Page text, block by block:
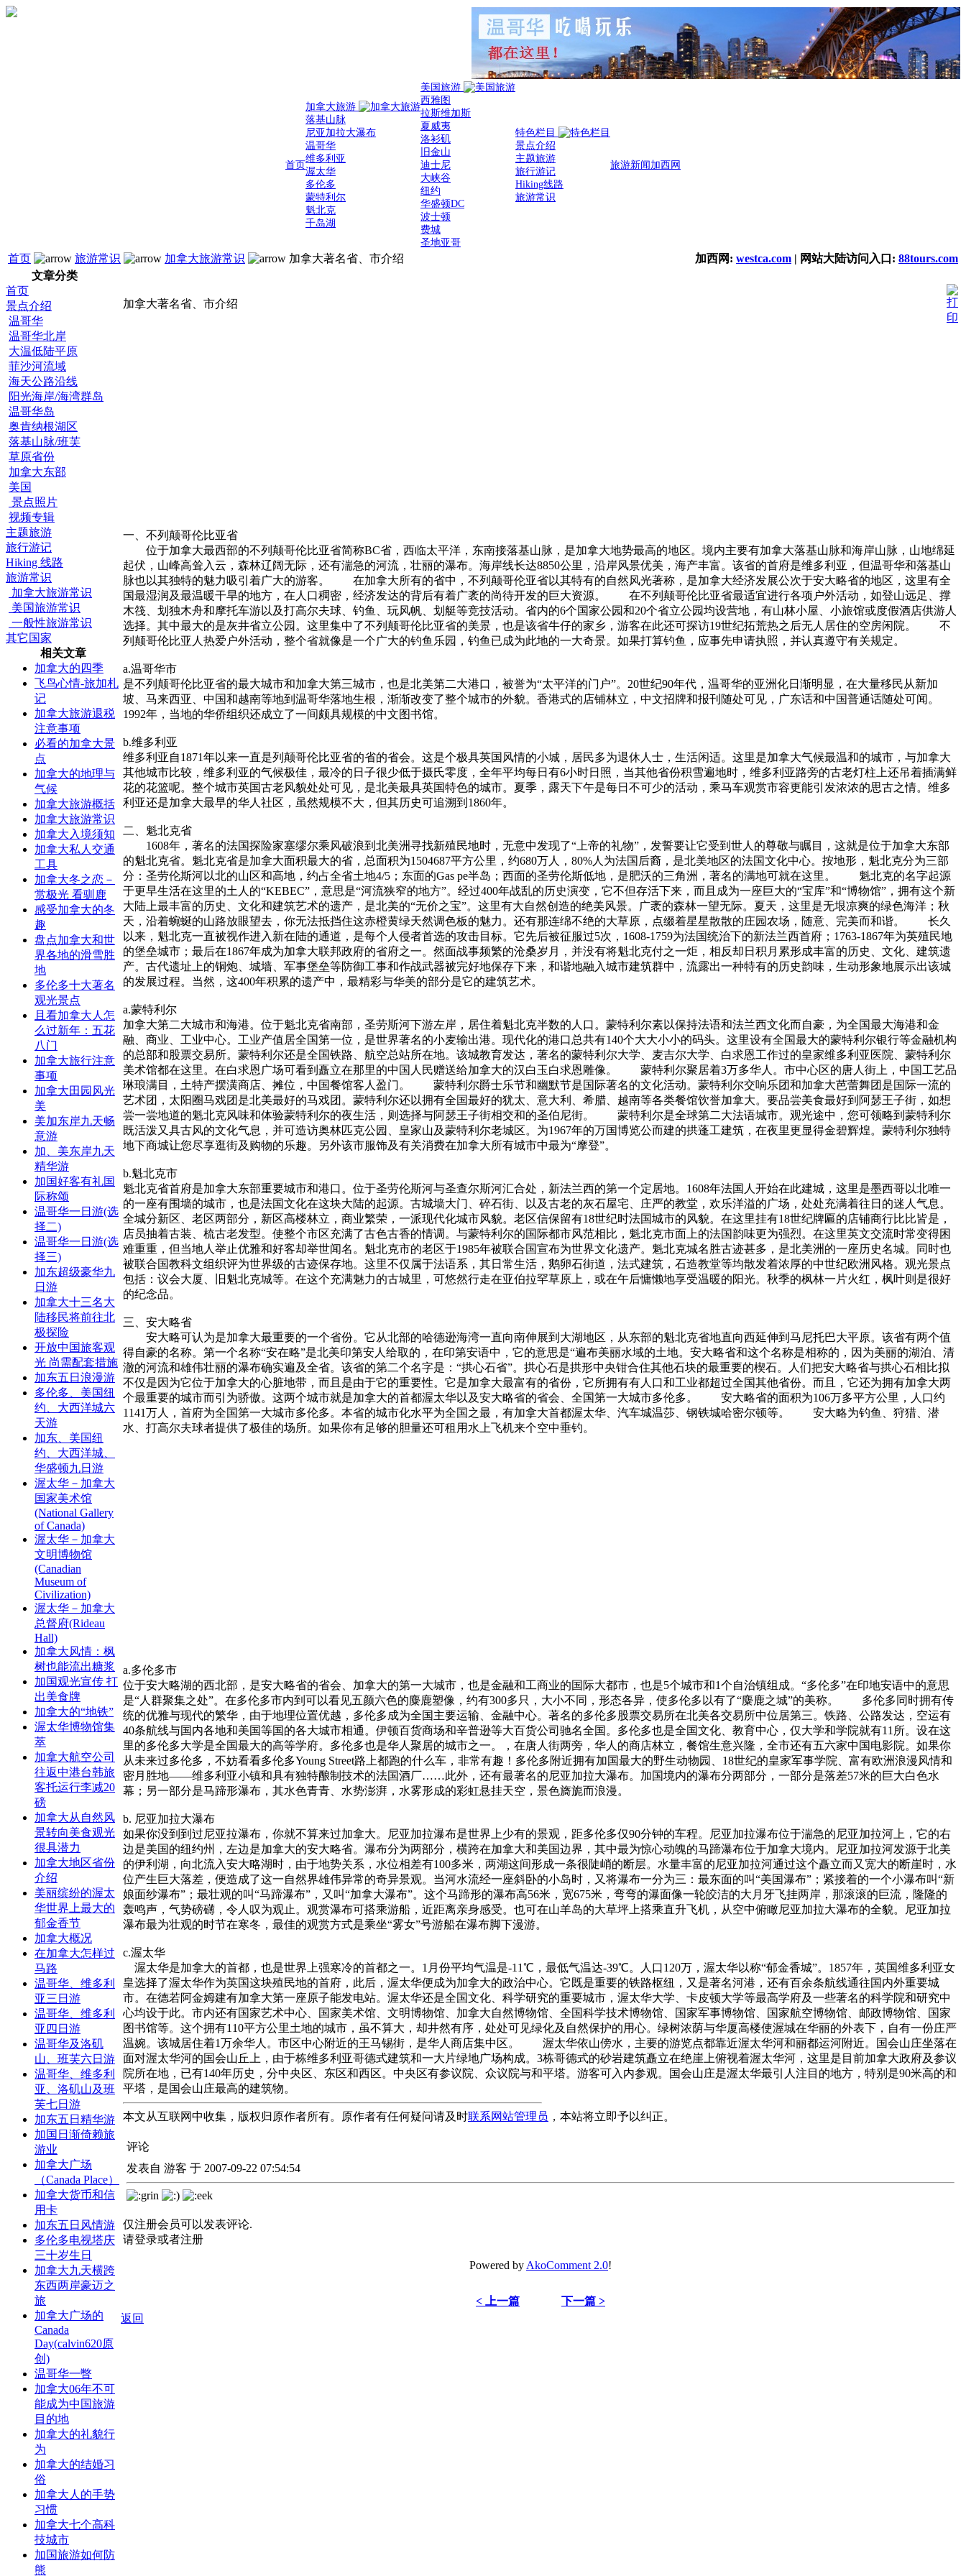
首页
加拿大旅游
落基山脉
尼亚加拉大瀑布
温哥华
维多利亚
渥太华
多伦多
蒙特利尔
魁北克
千岛湖
美国旅游
西雅图
拉斯维加斯
夏威夷
洛衫矶
旧金山
迪士尼
大峡谷
纽约
华盛顿DC
波士顿
费城
圣地亚哥
特色栏目
景点介绍
主题旅游
旅行游记
Hiking线路
旅游常识
旅游新闻 加西网
首页 旅游常识 加拿大旅游常识 加拿大著名省、市介绍 加西网: westca.com | 网站大陆访问入口: 88tours.com
文章分类
首页
景点介绍
温哥华
温哥华北岸
大温低陆平原
菲沙河流域
海天公路沿线
阳光海岸/海湾群岛
温哥华岛
奥肯纳根湖区
落基山脉/班芙
草原省份
加拿大东部
美国
景点照片
视频专辑
主题旅游
旅行游记
Hiking 线路
旅游常识
加拿大旅游常识
美国旅游常识
一般性旅游常识
其它国家
相关文章
加拿大的四季
飞鸟心情-旅加札
记
加拿大旅游退税
注意事项
必看的加拿大景
点
加拿大的地理与
气候
加拿大旅游概括
加拿大旅游常识
加拿大入境须知
加拿大私人交通
工具
加拿大冬之恋－
赏极光 看驯鹿
感受加拿大的冬
趣
盘点加拿大和世
界各地的滑雪胜
地
多伦多十大著名
观光景点
且看加拿大人怎
么过新年：五花
八门
加拿大旅行注意
事项
加拿大田园风光
美
美加东岸九天畅
意游
加、美东岸九天
精华游
加国好客有礼国
际称颂
温哥华一日游(选
择二)
温哥华一日游(选
择三)
加东超级豪华九
日游
加拿大十三名大
陆移民将前往北
极探险
开放中国旅客观
光 尚需配套措施
加东五日浪漫游
多伦多、美国纽
约、大西洋城六
天游
加东、美国纽
约、大西洋城、
华盛顿九日游
渥太华－加拿大
国家美术馆
(National Gallery
of Canada)
渥太华－加拿大
文明博物馆
(Canadian
Museum of
Civilization)
渥太华－加拿大
总督府(Rideau
Hall)
加拿大风情：枫
树也能流出糖浆
加国观光宣传 打
出美食牌
加拿大的“地铁”
渥太华博物馆集
萃
加拿大航空公司
往返中港台韩旅
客托运行李减20
磅
加拿大从自然风
景转向美食观光
很具潜力
加拿大地区省份
介绍
美丽缤纷的渥太
华世界上最大的
郁金香节
加拿大概况
在加拿大怎样过
马路
温哥华、维多利
亚三日游
温哥华、维多利
亚四日游
温哥华及洛矶
山、班芙六日游
温哥华、维多利
亚、洛矶山及班
芙七日游
加东五日精华游
加国日渐倚赖旅
游业
加拿大广场
（Canada Place）
加拿大货币和信
用卡
加东五日风情游
多伦多电视塔庆
三十岁生日
加拿大九天横跨
东西两岸豪迈之
旅
加拿大广场的
Canada
Day(calvin620原
创)
温哥华一瞥
加拿大06年不可
能成为中国旅游
目的地
加拿大的礼貌行
为
加拿大的结婚习
俗
加拿大人的手势
习惯
加拿大七个高科
技城市
加国旅游如何防
熊
加拿大著名省、市介绍
一、不列颠哥伦比亚省
位于加拿大最西部的不列颠哥伦比亚省简称BC省，西临太平洋，东南接落基山脉，是加拿大地势最高的地区。境内主要有加拿大落基山脉和海岸山脉，山地绵延
起伏，山峰高耸入云，森林辽阔无际，还有湍急的河流，壮丽的瀑布。海岸线长达8850公里，沿岸风景优美，海产丰富。该省的首府是维多利亚，但温哥华和落基山
脉也以其独特的魅力吸引着广大的游客。 在加拿大所有的省中，不列颠哥伦亚省以其特有的自然风光著称，是加拿大经济发展公次于安大略省的地区，这里有全
国最湿润及最温暖干旱的地方，在人口稠密，经济发达的背后有着广袤的尚待开发的巨大资源。 在不列颠哥伦比亚省最适宜进行各项户外活动，如登山远足、撑
木筏、划独木舟和摩托车游以及打高尔夫球、钓鱼、玩风帆、划艇等竞技活动。省内的6个国家公园和20个省立公园均设营地，有山林小屋、小旅馆或度假酒店供游人
选择。其中最大的是灰井省立公园。这里集中了不列颠哥伦比亚省的美景，也是该省牛仔的家乡，游客在此还可探访19世纪拓荒热之后无人居住的空房闲院。 不
列颠哥伦比亚人热爱户外活动，整个省就像是一个广大的钓鱼乐园，钓鱼已成为此地的一大奇景。如果打算钓鱼，应事先申请执照，并认真遵守有关规定。
a.温哥华市
是不列颠哥伦比亚省的最大城市和加拿大第三城市，也是北美第二大港口，被誉为“太平洋的门户”。20世纪90年代，温哥华的亚洲化日渐明显，在大量移民从新加
坡、马来西亚、中国和越南等地到温哥华落地生根，渐渐改变了整个城市的外貌。香港式的店铺林立，中文招牌和报刊随处可见，广东话和中国普通话随处可闻。
1992年，当地的华侨组织还成立了一间颇具规模的中文图书馆。
b.维多利亚
维多利亚自1871年以来一直是列颠哥伦比亚省的省的省会。这是个极具英国风情的小城，居民多为退休人士，生活闲适。这里是加拿大气候最温和的城市，与加拿大
其他城市比较，维多利亚的气候极佳，最冷的日子很少低于摄氏零度，全年平均每日有6小时日照，当其他省份积雪遍地时，维多利亚路旁的古老灯柱上还吊着插满鲜
花的花篮呢。整个城市英国古老风貌处处可见，是北美最具英国特色的城市。夏季，露天下午是每日不可少的活动，乘马车观赏市容更能引发浓浓的思古之情。维多
利亚还是加拿大最早的华人社区，虽然规模不大，但其历史可追溯到1860年。
二、魁北克省
1608年，著名的法国探险家塞缪尔乘风破浪到北美洲寻找新殖民地时，无意中发现了“上帝的礼物”，发誓要让它受到世人的尊敬与瞩目，这就是位于加拿大东部
的魁北克省。魁北克省是加拿大面积最大的省，总面积为1504687平方公里，约680万人，80%人为法国后裔，是北美地区的法国文化中心。按地形，魁北克分为三部
分：圣劳伦斯河以北的山区和高地，约占全省土地4/5；东面的Gas pe半岛；西面的圣劳伦斯低地，是肥沃的三角洲，著名的满地可就在这里。 魁北克的名字起源
于更早生活在这里的土人的“KEBEC”，意思是“河流狭窄的地方”。经过400年战乱的历史演变，它不但存活下来，而且成为一座巨大的“宝库”和“博物馆”，拥有这个新
大陆上最丰富的历史、文化和建筑艺术的遗产，是北美的“无价之宝”。这里有大自然创造的绝美风景。广袤的森林一望无际。夏天，这里是无垠凉爽的绿色海洋；秋
天，沿着蜿蜒的山路放眼望去，你无法抵挡住这赤橙黄绿天然调色板的魅力。还有那连绵不绝的大草原，点缀着星星散散的庄园农场，随意、完美而和谐。 长久
以来，魁北克一直被视作进入新在陆的通道，是每个人侵者首选的攻击目标。它先后被征服过5次，1608-1759为法国统治下的新法兰西首府；1763-1867年为英殖民地
的堡垒城市；最后在1867年成为加拿大联邦政府的省府之一。然面战事频繁的沧桑岁月，并没有将魁北克付之一炬，相反却日积月累形成丰富的历史、文化、建筑遗
产。古代遗址上的铜炮、城墙、军事堡垒等防御工事和作战武器被完好地保存下来，和谐地融入城市建筑群中，流露出一种特有的历史韵味，生动形象地展示出该城
的发展过程。当然，这400年积累的遗产中，最精彩与华美的部分是它的建筑艺术。
a.蒙特利尔
加拿大第二大城市和海港。位于魁北克省南部，圣劳斯河下游左岸，居住着魁北克半数的人口。蒙特利尔素以保持法语和法兰西文化而自豪，为全国最大海港和金
融、商业、工业中心。工业产值居全国第一位，是世界著名的小麦输出港。现代化的港口总共有140个大大小小的码头。这里设有全国最大的蒙特利尔银行等金融机构
的总部和股票交易所。蒙特利尔还是全国铁路、航空总站所在地。该城教育发达，著名的蒙特利尔大学、麦吉尔大学、白求恩工作过的皇家维多利亚医院、蒙特利尔
美术馆都在这里。在白求恩广场可看到矗立在那里的中国人民赠送给加拿大的汉白玉白求恩雕像。 蒙特利尔聚居着3万多华人。市中心区的唐人街上，中国工艺品
琳琅满目，土特产摆潢商店、摊位，中国餐馆客人盈门。 蒙特利尔爵士乐节和幽默节是国际著名的文化活动。蒙特利尔交响乐团和加拿大芭蕾舞团是国际一流的
艺术团，太阳圈马戏团是北美最好的马戏团。蒙特利尔还以拥有全国最好的犹太、意大利、希腊、越南等各类餐馆饮誉加拿大。要品尝美食最好到阿瑟王子街，如想
尝一尝地道的魁北克风味和体验蒙特利尔的夜生活，则选择与阿瑟王子街相交和的圣伯尼街。 蒙特利尔是全球第二大法语城市。观光途中，您可领略到蒙特利尔
既活泼又具古风的文化气息，并可造访奥林匹克公园、皇家山及蒙特利尔老城区。为1967年的万国博览公而建的拱蓬工建筑，在夜里更显得金碧辉煌。蒙特利尔独特
地下商城让您尽享逛街及购物的乐趣。另外该市服饰及有关消费在加拿大所有城市中最为“摩登”。
b.魁北克市
魁北克省首府是加拿大东部重要城市和港口。位于圣劳伦斯河与圣查尔斯河汇合处，新法兰西的第一个定居地。1608年法国人开始在此建城，这里是墨西哥以北唯一
的一座有围墙的城市，也是法国文化在这块大陆的起源。古城墙大门、碎石街、以及古老的灰石屋宅、庄严的教堂，欢乐洋溢的广场，处处充满着往日的迷人气息。
全城分新区、老区两部分，新区高楼林立，商业繁荣，一派现代化城市风貌。老区信保留有18世纪时法国城市的风貌。在这里挂有18世纪牌匾的店铺商行比比皆是，
店员抽着古装、梳古老发型。使整个市区充满了古色古香的情调。与蒙特利尔的国际都市风范相比，魁北克市面上的法国韵味更为强烈。在这里英文交流时常变得困
难重重，但当地人举止优雅和好客却举世闻名。魁北克市的老区于1985年被联合国宣布为世界文化遗产。魁北克城名胜古迹甚多，是北美洲的一座历史名城。同时也
被联合国教科文组织评为世界级的古迹保存地。这里不仅属于法语系，其日常生活，鹅卵石街道，法式建筑，石造教堂等均散发着浓厚的中世纪欧洲风格。观光景点
包括：议会大厦、旧魁北克城等。在这个充满魅力的古城里，可悠然行走在亚伯拉罕草原上，或在午后慵懒地享受温暖的阳光。秋季的枫林一片火红，枫叶则是很好
的纪念品。
三、安大略省
安大略可认为是加拿大最重要的一个省份。它从北部的哈德逊海湾一直向南伸展到大湖地区，从东部的魁北克省地直向西延伸到马尼托巴大平原。该省有两个值
得自豪的名称。第一个名称“安在略”是北美印第安人给取的，在印第安语中，它的意思是“遍布美丽水域的土地。安大略省和这个名称是相称的，因为美丽的湖泊、清
澈的河流和雄伟壮丽的瀑布确实遍及全省。该省的第二个名字是：“拱心石省”。拱心石是拱形中央钳合住其他石块的最重要的楔石。人们把安大略省与拱心石相比拟
不仅是因为它位于加拿大的心脏地带，而且是由于它的重要性。它是加拿大最富有的省份，它所拥有有人口和工业都超过全国其他省份。而且，它还为拥有加拿大两
个最重要的城市而引为骄傲。这两个城市就是加拿大的首都渥太华以及安大略省的省会、全国第一大城市多伦多。 安大略省的面积为106万多平方公里，人口约
1141万人，首府为全国第一大城市多伦多。本省的城市化水平为全国之最，有加拿大首都渥太华、汽车城温莎、钢铁城哈密尔顿等。 安大略为钓鱼、狩猎、潜
水、打高尔夫球者提供了极佳的场所。如果你有足够的胆量还可租用水上飞机来个空中垂钓。
a.多伦多市
位于安大略湖的西北部，是安大略省的省会、加拿大的第一大城市，也是金融和工商业的国际大都市，也是5个城市和1个自治镇组成。“多伦多”在印地安语中的意思
是“人群聚集之处”。在多伦多市内到可以看见五颜六色的麋鹿塑像，约有300多只，大小不同，形态各异，使多伦多以有了“麋鹿之城”的美称。 多伦多同时拥有传
统的优雅与现代的繁华，由于地理位置优越，多伦多成为全国主要运输、金融中心。著名的多伦多股票交易所在北美各交易所中位居第三。铁路、公路发达，空运有
40条航线与国内各地和美国等国的各大城市相通。伊顿百货商场和辛普逊等大百货公司驰名全国。多伦多也是全国文化、教育中心，仅大学和学院就有11所。设在这
里的多伦多大学是全国最大的高等学府。多伦多也是华人聚居的城市之一。，在唐人街两旁，华人的商店林立，餐馆生意兴隆，全市还有五六家中国电影院。如果你
从未来过多伦多，不妨看看多伦多Young Street路上都跑的什么车，非常有趣！多伦多附近拥有加国最大的野生动物园、18世纪的皇家军事学院、富有欧洲浪漫风情和
密月胜地——维多利亚小镇和具有独特酿制技术的法国酒厂……此外，还有最著名的尼亚加拉大瀑布。加国境内的瀑布分两部分，一部分是落差57米的巨大白色水
幕；另一部分是马蹄形瀑布，其水色青青、水势澎湃，水雾形成的彩虹悬挂天空，景色旖旎而浪漫。
b. 尼亚加拉大瀑布
如果你没到到过尼亚拉瀑布，你就不算来过加拿大。尼亚加拉瀑布是世界上少有的景观，距多伦多仅90分钟的车程。尼亚加拉瀑布位于湍急的尼亚加拉河上，它的右
边是美国的纽约州，左边是加拿大的安大略省。瀑布分为两部分，横跨在加拿大和美国边界，其中最为惊心动魄的马蹄瀑布位于加拿大境内。尼亚加拉河发源于北美
的伊利湖，向北流入安大略湖时，由于地势关系，水位相差有100多米，两湖这间形成一条很陡峭的断层。水量丰富的尼亚加拉河通过这个矗立而又宽大的断崖时，水
位产生巨大落差，便造成了这一自然界雄伟异常的奇异景观。当河水流经一座斜卧的小岛时，又将瀑布一分为三：最东面的叫“美国瀑布”；紧接着的一个小瀑布叫“新
娘面纱瀑布”；最壮观的叫“马蹄瀑布”，又叫“加拿大瀑布”。这个马蹄形的瀑布高56米，宽675米，弯弯的瀑面像一轮皎洁的大月牙飞挂两岸，那滚滚的巨流，隆隆的
轰鸣声，气势磅礴，令人叹为观止。观赏瀑布可搭乘游船，近距离亲身感受。也可在山羊岛的大草坪上搭乘直升飞机，从空中俯瞰尼亚加拉大瀑布的全貌。尼亚加拉
瀑布最为壮观的时节在寒冬，最佳的观赏方式是乘坐“雾女”号游船在瀑布脚下漫游。
c.渥太华
渥太华是加拿大的首都，也是世界上强寒冷的首都之一。1月份平均气温是-11℃，最低气温达-39℃。人口120万，渥太华以称“郁金香城”。1857年，英国维多利亚女
皇选择了渥太华作为英国这块殖民地的首府，此后，渥太华便成为加拿大的政治中心。它既是重要的铁路枢纽，又是著名河港，还有百余条航线通往国内外重要城
市。在德若阿金姆建有加拿大第一座原子能发电站。渥太华还是全国文化、科学研究的重要城市，渥太华大学、卡皮顿大学等最高学府及一些著名的科学院和研究中
心均设于此。市内还有国家艺术中心、国家美术馆、文明博物馆、加拿大自然博物馆、全国科学技术博物馆、国家军事博物馆、国家航空博物馆、邮政博物馆、国家
图书馆等。这个拥有110平方公里土地的城市，虽不算大，却井然有序，处处可见绿化及自然保护的用心。绿树浓荫与华厦高楼使渥城在华丽的外表下，自有一份庄严
温婉。该城居住着1万余华人。市区中心附近的王马锡街，是华人商店集中区。 渥太华依山傍水，主要的游览点都靠近渥太华河和丽都运河附近。国会山庄坐落在
面对渥太华河的国会山丘上，由于栋维多利亚哥德式建筑和一大片绿地广场构成。3栋哥德式的砂岩建筑矗立在绝崖上俯视着渥太华河，这里是目前加拿大政府及参议
院所在地，已有140年历史，分中央区、东区和西区。中央区有参议院、众议院与和平塔。游客可入内参观。国会山庄是渥太华最引人注目的地方，特别是90米高的和
平塔，是国会山庄最高的建筑物。
本文从互联网中收集，版权归原作者所有。原作者有任何疑问请及时联系网站管理员 ，本站将立即予以纠正。
评论
发表自 游客 于 2007-09-22 07:54:54
仅注册会员可以发表评论.
请登录或者注册
Powered by AkoComment 2.0!
< 上一篇
下一篇 >
返回